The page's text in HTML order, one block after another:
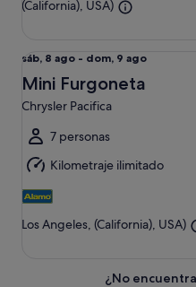
(California), USA)
Del
sáb,
8
ago
al
dom,
9
ago
sáb, 8 ago - dom, 9 ago
Mini Furgoneta
Chrysler Pacifica
7 personas
Kilometraje ilimitado
Los Angeles, (California), USA)
¿No